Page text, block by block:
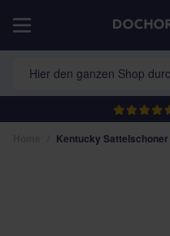
Hier den ganzen Shop
Kentucky